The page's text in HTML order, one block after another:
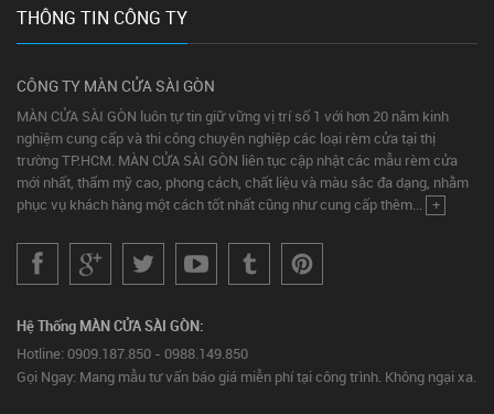
THÔNG TIN CÔNG TY
CÔNG TY MÀN CỬA SÀI GÒN
MÀN CỬA SÀI GÒN luôn tự tin giữ vững vị trí số 1 với hơn 20 năm kinh
nghiệm cung cấp và thi công chuyên nghiệp các loại rèm cửa tại thị
trường TP.HCM. MÀN CỬA SÀI GÒN liên tục cập nhật các mẫu rèm cửa
mới nhất, thẩm mỹ cao, phong cách, chất liệu và màu sắc đa dạng, nhằm
phục vụ khách hàng một cách tốt nhất cũng như cung cấp thêm...
+
Hệ Thống MÀN CỬA SÀI GÒN:
Hotline: 0909.187.850 - 0988.149.850
Gọi Ngay: Mang mẫu tư vấn báo giá miễn phí tại công trình. Không ngại xa.